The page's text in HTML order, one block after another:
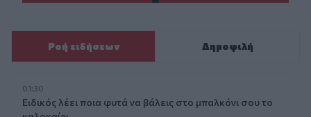
Ροή ειδήσεων Δημοφιλή
01:30
Ειδικός λέει ποια φυτά να βάλεις στο μπαλκόνι σου το